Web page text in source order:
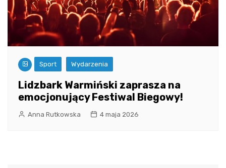
Sport Wydarzenia
Lidzbark Warmiński zaprasza na
emocjonujący Festiwal Biegowy!
Anna Rutkowska 4 maja 2026